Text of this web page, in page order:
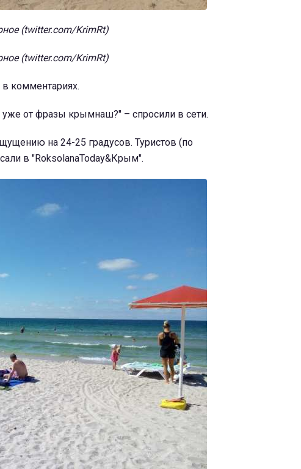
(twitter.com/KrimRt)
(twitter.com/KrimRt)
комментариях.
от фразы крымнаш?" – спросили в сети.
на 24-25 градусов. Туристов (по
в "RoksolanaToday&Крым".